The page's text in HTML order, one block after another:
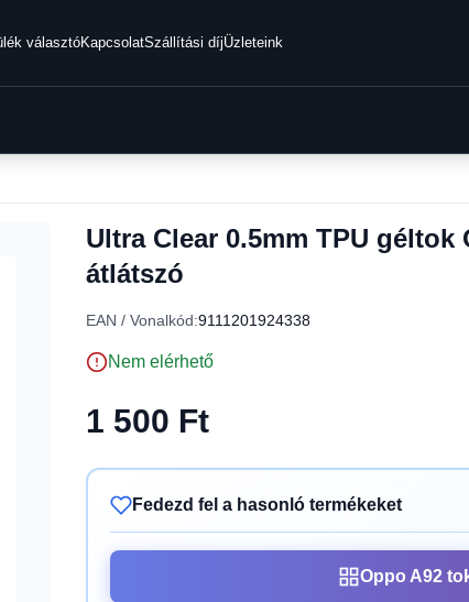
választóKapcsolatSzállítási díjÜzleteink
Ultra Clear 0.5mm TPU géltok
átlátszó
EAN / Vonalkód:9111201924338
Nem elérhető
1 500 Ft
Fedezd fel a hasonló termékeket
Oppo A92